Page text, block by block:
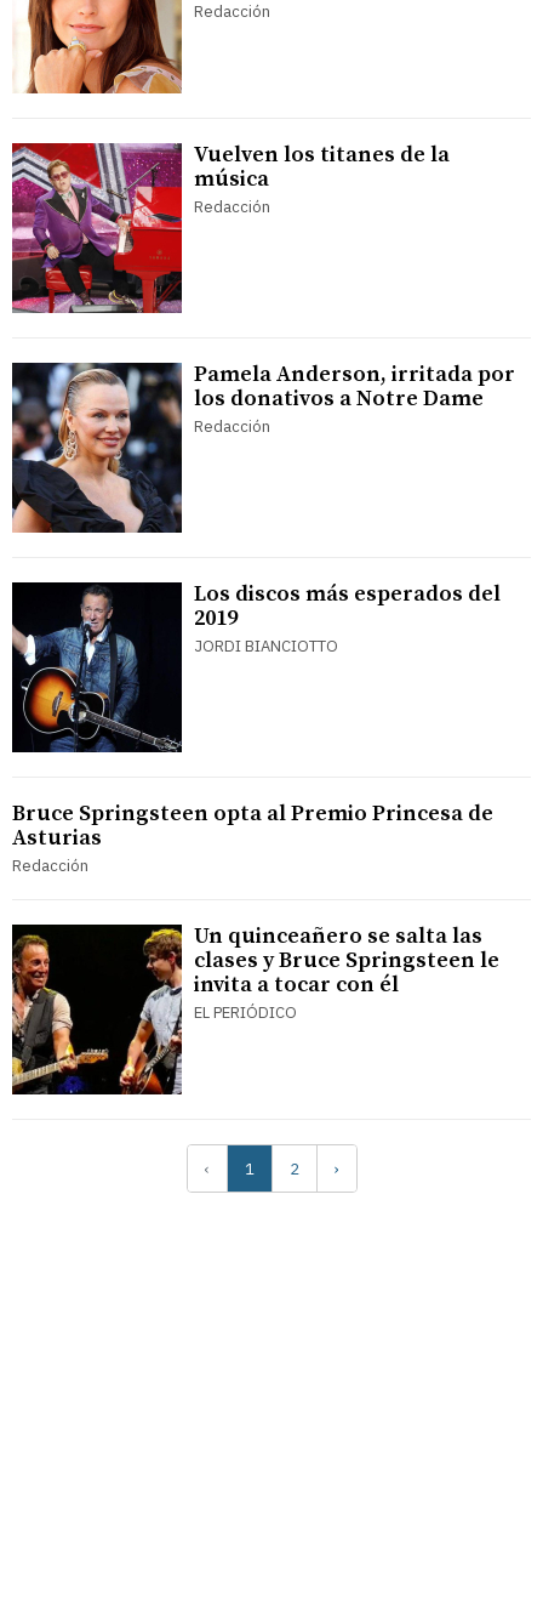
Redacción
Vuelven los titanes de la
música
Redacción
Pamela Anderson, irritada por
los donativos a Notre Dame
Redacción
Los discos más esperados del
2019
JORDI BIANCIOTTO
Bruce Springsteen opta al Premio Princesa de
Asturias
Redacción
Un quinceañero se salta las
clases y Bruce Springsteen le
invita a tocar con él
EL PERIÓDICO
‹ 1 2 ›